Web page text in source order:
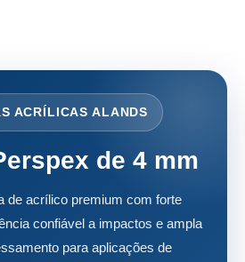
ACRÍLICAS ALANDS
de 4 mm
de acrílico premium com forte
confiável a impactos e ampla
para aplicações de